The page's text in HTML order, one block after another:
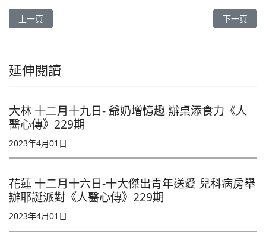
上一篇文章: 台北慈院 移植病友相聚 護好心肝腎《人醫心傳》263期
上一頁 下一篇文
下一頁
延伸閱讀
大林 十二月十九日- 爺奶增憶趣 辦桌添食力《人
醫心傳》229期
2023年4月01日
花蓮 十二月十六日-十大傑出青年送愛 兒科病房舉
辦耶誕派對《人醫心傳》229期
2023年4月01日